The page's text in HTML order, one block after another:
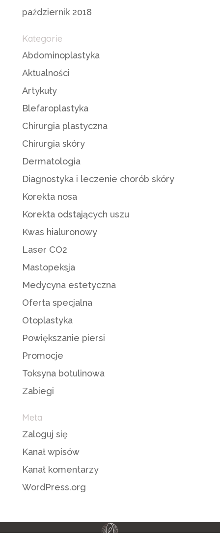
październik 2018
Kategorie
Abdominoplastyka
Aktualności
Artykuły
Blefaroplastyka
Chirurgia plastyczna
Chirurgia skóry
Dermatologia
Diagnostyka i leczenie chorób skóry
Korekta nosa
Korekta odstających uszu
Kwas hialuronowy
Laser CO2
Mastopeksja
Medycyna estetyczna
Oferta specjalna
Otoplastyka
Powiększanie piersi
Promocje
Toksyna botulinowa
Zabiegi
Meta
Zaloguj się
Kanał wpisów
Kanał komentarzy
WordPress.org